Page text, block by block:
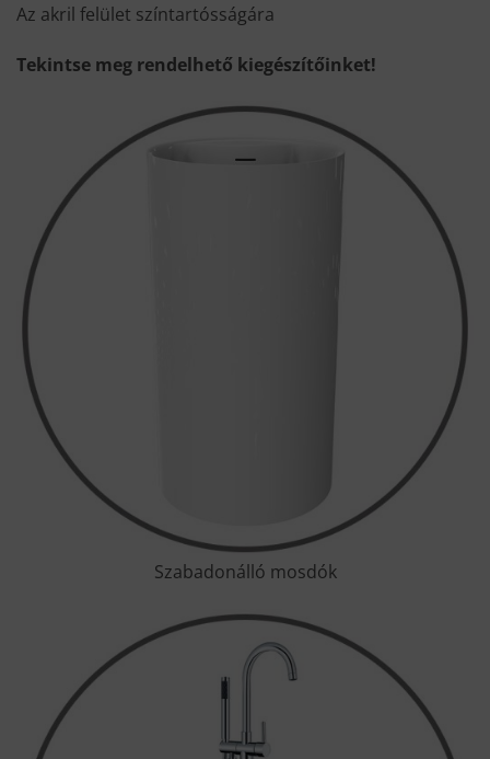
Az akril felület színtartósságára
Tekintse meg rendelhető kiegészítőinket!
Szabadonálló mosdók